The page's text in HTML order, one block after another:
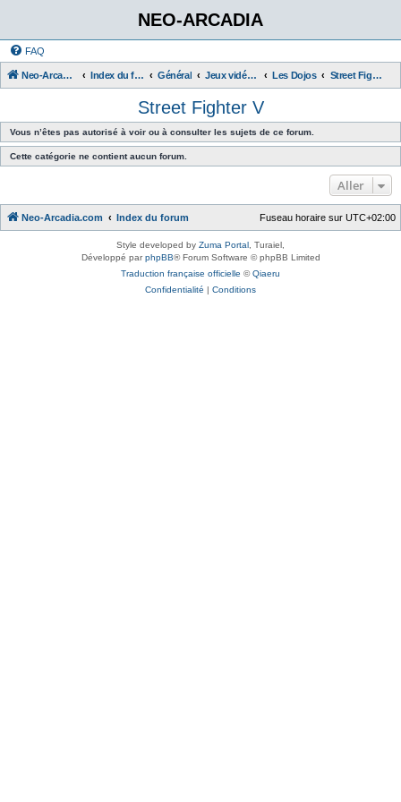
NEO-ARCADIA
FAQ
Neo-Arcadia.com Index du forum Général Jeux vidéo d'arcade Les Dojos Street Fighter V
Street Fighter V
Vous n’êtes pas autorisé à voir ou à consulter les sujets de ce forum.
Cette catégorie ne contient aucun forum.
Aller
Neo-Arcadia.com Index du forum Fuseau horaire sur UTC+02:00
Style developed by Zuma Portal , Turaiel,
Développé parphpBB® Forum Software © phpBB Limited
Traduction française officielle ©Qiaeru
Confidentialité | Conditions